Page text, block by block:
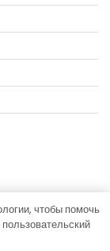
News Bank
чтобы помочь